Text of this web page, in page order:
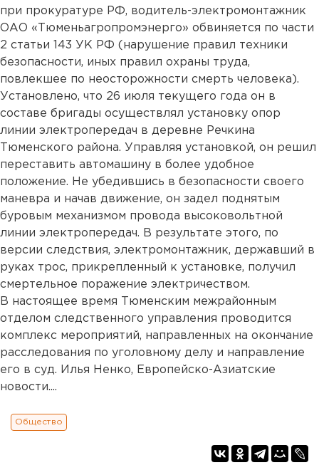
при прокуратуре РФ, водитель-электромонтажник
ОАО «Тюменьагропромэнерго» обвиняется по части
2 статьи 143 УК РФ (нарушение правил техники
безопасности, иных правил охраны труда,
повлекшее по неосторожности смерть человека).
Установлено, что 26 июля текущего года он в
составе бригады осуществлял установку опор
линии электропередач в деревне Речкина
Тюменского района. Управляя установкой, он решил
переставить автомашину в более удобное
положение. Не убедившись в безопасности своего
маневра и начав движение, он задел поднятым
буровым механизмом провода высоковольтной
линии электропередач. В результате этого, по
версии следствия, электромонтажник, державший в
руках трос, прикрепленный к установке, получил
смертельное поражение электричеством.
В настоящее время Тюменским межрайонным
отделом следственного управления проводится
комплекс мероприятий, направленных на окончание
расследования по уголовному делу и направление
его в суд. Илья Ненко, Европейско-Азиатские
новости....
Общество